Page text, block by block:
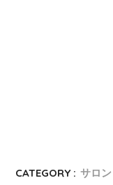
CATEGORY : サロン